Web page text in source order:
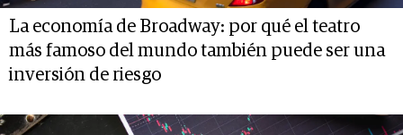
La economía de Broadway: por qué el teatro
más famoso del mundo también puede ser una
inversión de riesgo